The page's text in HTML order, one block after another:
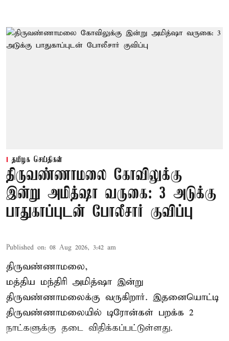
தமிழக செய்திகள்
திருவண்ணாமலை கோவிலுக்கு
இன்று அமித்ஷா வருகை: 3 அடுக்கு
பாதுகாப்புடன் போலீசார் குவிப்பு
Published on: 08 Aug 2026, 3:42 am
திருவண்ணாமலை,
மத்திய மந்திரி அமித்ஷா இன்று
திருவண்ணாமலைக்கு வருகிறார். இதனையொட்டி
திருவண்ணாமலையில் டிரோன்கள் பறக்க 2
நாட்களுக்கு தடை விதிக்கப்பட்டுள்ளது.